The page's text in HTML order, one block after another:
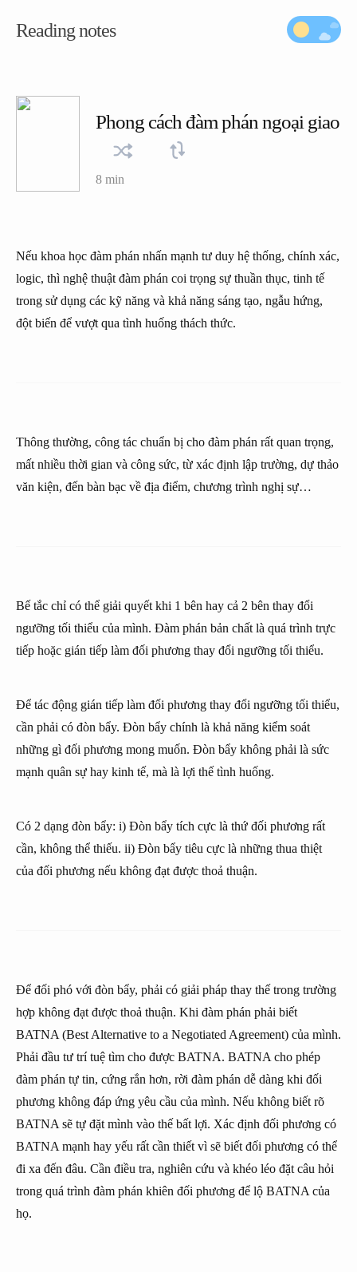
Reading notes
Phong cách đàm phán ngoại giao
8 min
Nếu khoa học đàm phán nhấn mạnh tư duy hệ thống, chính xác,
logic, thì nghệ thuật đàm phán coi trọng sự thuần thục, tinh tế
trong sử dụng các kỹ năng và khả năng sáng tạo, ngẫu hứng,
đột biến để vượt qua tình huống thách thức.
Thông thường, công tác chuẩn bị cho đàm phán rất quan trọng,
mất nhiều thời gian và công sức, từ xác định lập trường, dự thảo
văn kiện, đến bàn bạc về địa điểm, chương trình nghị sự…
Bế tắc chỉ có thể giải quyết khi 1 bên hay cả 2 bên thay đổi
ngưỡng tối thiểu của mình. Đàm phán bản chất là quá trình trực
tiếp hoặc gián tiếp làm đối phương thay đổi ngưỡng tối thiểu.
Để tác động gián tiếp làm đối phương thay đổi ngưỡng tối thiểu,
cần phải có đòn bẩy. Đòn bẩy chính là khả năng kiểm soát
những gì đối phương mong muốn. Đòn bẩy không phải là sức
mạnh quân sự hay kinh tế, mà là lợi thế tình huống.
Có 2 dạng đòn bẩy: i) Đòn bẩy tích cực là thứ đối phương rất
cần, không thể thiếu. ii) Đòn bẩy tiêu cực là những thua thiệt
của đối phương nếu không đạt được thoả thuận.
Để đối phó với đòn bẩy, phải có giải pháp thay thế trong trường
hợp không đạt được thoả thuận. Khi đàm phán phải biết
BATNA (Best Alternative to a Negotiated Agreement) của mình.
Phải đầu tư trí tuệ tìm cho được BATNA. BATNA cho phép
đàm phán tự tin, cứng rắn hơn, rời đàm phán dễ dàng khi đối
phương không đáp ứng yêu cầu của mình. Nếu không biết rõ
BATNA sẽ tự đặt mình vào thế bất lợi. Xác định đối phương có
BATNA mạnh hay yếu rất cần thiết vì sẽ biết đối phương có thể
đi xa đến đâu. Cần điều tra, nghiên cứu và khéo léo đặt câu hỏi
trong quá trình đàm phán khiên đối phương để lộ BATNA của
họ.